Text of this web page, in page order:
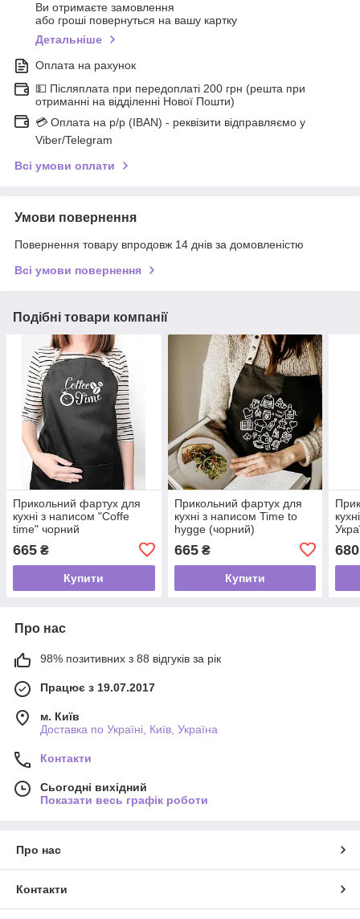
Ви отримаєте замовлення
або гроші повернуться на вашу картку
Детальніше
Оплата на рахунок
💵 Післяплата при передоплаті 200 грн (решта при
отриманні на відділенні Нової Пошти)
💳 Оплата на р/р (IBAN) - реквізити відправляємо у
Viber/Telegram
Всі умови оплати
Умови повернення
Повернення товару впродовж 14 днів за домовленістю
Всі умови повернення
Подібні товари компанії
Прикольний фартух для
кухні з написом "Coffe
time" чорний
665 ₴
Купити
Прикольний фартух для
кухні з написом Time to
hygge (чорний)
665₴
Купити
680
Про нас
98% позитивних з 88 відгуків за рік
Працює з 19.07.2017
м. Київ
Доставка по Україні, Київ, Україна
Контакти
Сьогодні вихідний
Показати весь графік роботи
Про нас
Контакти